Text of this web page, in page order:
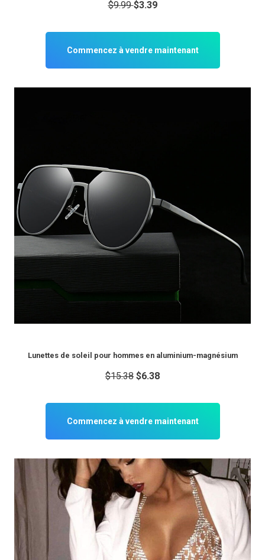
$9.99 $3.39
Commencez à vendre maintenant
Lunettes de soleil pour hommes en aluminium-magnésium
$15.38 $6.38
Commencez à vendre maintenant